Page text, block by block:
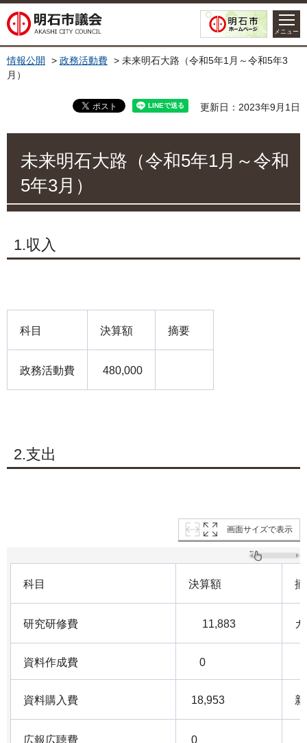
明石市議会
メニュー
情報公開 > 政務活動費 > 未来明石大路（令和5年1月～令和5年3
月）
更新日：2023年9月1日
未来明石大路（令和5年1月～令和
5年3月）
1.収入
科目 決算額 摘要
政務活動費 480,000
2.支出
画面サイズで表示
科目 決算額
研究研修費 11,883
資料作成費 0
資料購入費 18,953
広報広聴費 0